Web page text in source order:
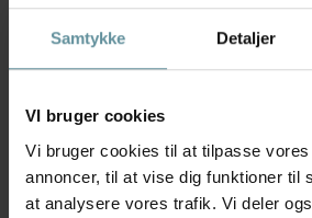
Samtykke Detaljer
VI bruger cookies
Vi bruger cookies til at tilpasse vores
annoncer, til at vise dig funktioner til
at analysere vores trafik. Vi deler